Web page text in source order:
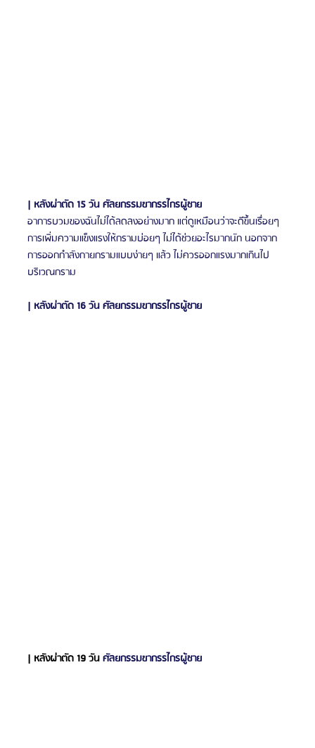
| หลังผ่าตัด 15 วัน ศัลยกรรมขากรรไกรผู้ชาย
อาการบวมของฉันไม่ได้ลดลงอย่างมาก แต่ดูเหมือนว่าจะดีขึ้นเรื่อยๆ
การเพิ่มความแข็งแรงให้กรามบ่อยๆ ไม่ได้ช่วยอะไรมากนัก นอกจาก
การออกกำลังกายกรามแบบง่ายๆ แล้ว ไม่ควรออกแรงมากเกินไป
บริเวณกราม
| หลังผ่าตัด 16 วัน ศัลยกรรมขากรรไกรผู้ชาย
| หลังผ่าตัด 19 วัน ศัลยกรรมขากรรไกรผู้ชาย